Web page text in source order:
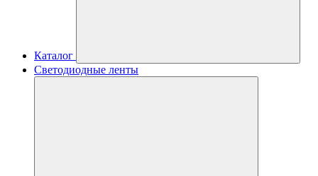
Каталог
Светодиодные ленты